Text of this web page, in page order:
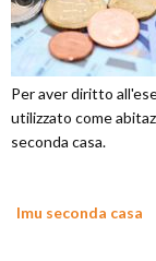
Per aver diritto
utilizzato come
seconda casa.
Imu seconda casa